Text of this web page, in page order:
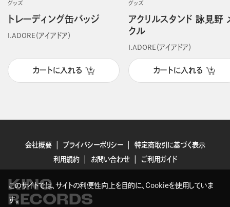
グッズ
トレーディング缶バッジ
I.ADORE（アイアドア）
カートに入れる
グッズ
アクリルスタンド 詠見野
クル
I.ADORE（アイアドア）
カートに入れる
会社概要 プライバシーポリシー
特定商取引に基づく表示
利用規約
お問い合わせ ご利用ガイド
KING
RECORDS
このサイトでは、サイトの利便性向上を目的に、Cookieを使用していま
す。